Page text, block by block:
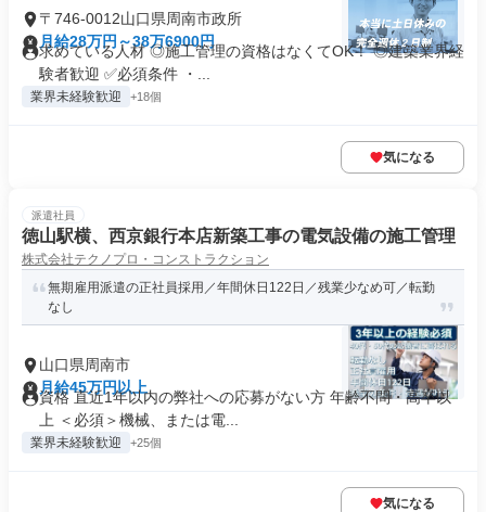
〒746-0012山口県周南市政所
月給28万円～38万6900円
求めている人材 ◎施工管理の資格はなくてOK！ ◎建築業界経
験者歓迎 ✅必須条件 ・...
業界未経験歓迎 +18個
気になる
派遣社員
徳山駅横、西京銀行本店新築工事の電気設備の施工管理
株式会社テクノプロ・コンストラクション
無期雇用派遣の正社員採用／年間休日122日／残業少なめ可／転勤
なし
山口県周南市
月給45万円以上
資格 直近1年以内の弊社への応募がない方 年齢不問・高卒以
上 ＜必須＞機械、または電...
業界未経験歓迎 +25個
気になる